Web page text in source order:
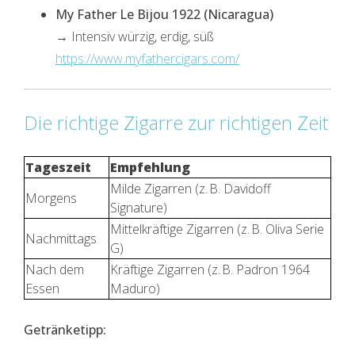
My Father Le Bijou 1922 (Nicaragua)
→ Intensiv würzig, erdig, süß
https://www.myfathercigars.com/
Die richtige Zigarre zur richtigen Zeit
Tageszeit
Empfehlung
Morgens
Milde Zigarren (z. B. Davidoff
Signature)
Nachmittags
Mittelkräftige Zigarren (z. B. Oliva Serie
G)
Nach dem
Essen
Kräftige Zigarren (z. B. Padron 1964
Maduro)
Getränketipp: